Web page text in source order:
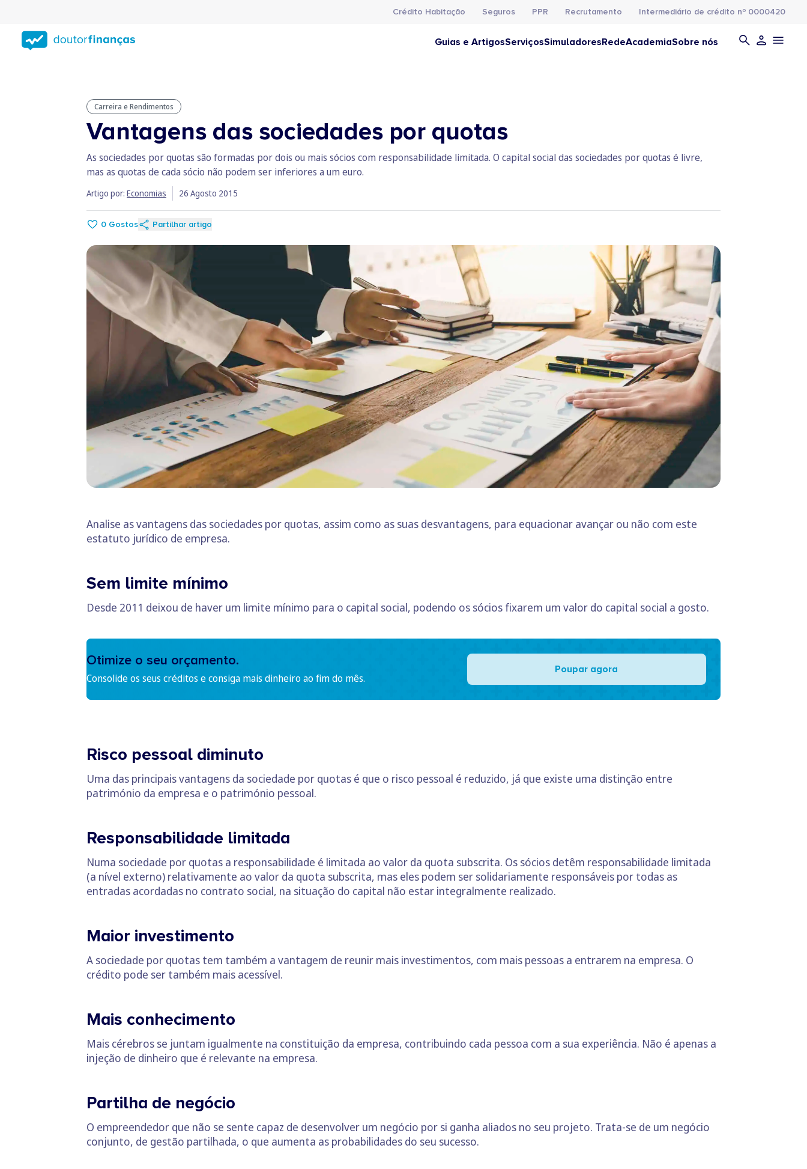
conteúdo
principal
Crédito Habitação Seguros PPR Recrutamento Intermediário de crédito nº 0000420
Guias e ArtigosServiçosSimuladoresRedeAcademiaSobre nós
Carreira e Rendimentos
Vantagens das sociedades por quotas
As sociedades por quotas são formadas por dois ou mais sócios com responsabilidade limitada. O capital social das sociedades por quotas é livre,
mas as quotas de cada sócio não podem ser inferiores a um euro.
Artigo por: Economias 26 Agosto 2015
0 Gostos Partilhar artigo
Analise as vantagens das sociedades por quotas, assim como as suas desvantagens, para equacionar avançar ou não com este
estatuto jurídico de empresa.
Sem limite mínimo
Desde 2011 deixou de haver um limite mínimo para o capital social, podendo os sócios fixarem um valor do capital social a gosto.
Otimize o seu orçamento.
Consolide os seus créditos e consiga mais dinheiro ao fim do mês.
Poupar agora
Risco pessoal diminuto
Uma das principais vantagens da sociedade por quotas é que o risco pessoal é reduzido, já que existe uma distinção entre
património da empresa e o património pessoal.
Responsabilidade limitada
Numa sociedade por quotas a responsabilidade é limitada ao valor da quota subscrita. Os sócios detêm responsabilidade limitada
(a nível externo) relativamente ao valor da quota subscrita, mas eles podem ser solidariamente responsáveis por todas as
entradas acordadas no contrato social, na situação do capital não estar integralmente realizado.
Maior investimento
A sociedade por quotas tem também a vantagem de reunir mais investimentos, com mais pessoas a entrarem na empresa. O
crédito pode ser também mais acessível.
Mais conhecimento
Mais cérebros se juntam igualmente na constituição da empresa, contribuindo cada pessoa com a sua experiência. Não é apenas a
injeção de dinheiro que é relevante na empresa.
Partilha de negócio
O empreendedor que não se sente capaz de desenvolver um negócio por si ganha aliados no seu projeto. Trata-se de um negócio
conjunto, de gestão partilhada, o que aumenta as probabilidades do seu sucesso.